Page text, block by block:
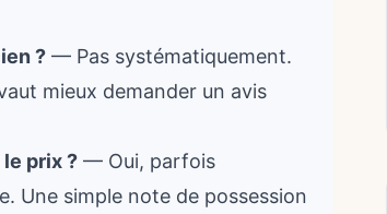
? — Pas systématiquement.
mieux demander un avis
prix ? — Oui, parfois
Une simple note de possession